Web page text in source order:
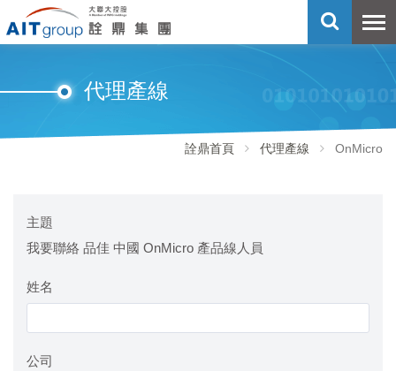
代理產線
詮鼎首頁 代理產線 OnMicro
主題
我要聯絡 品佳 中國 OnMicro 產品線人員
姓名
公司